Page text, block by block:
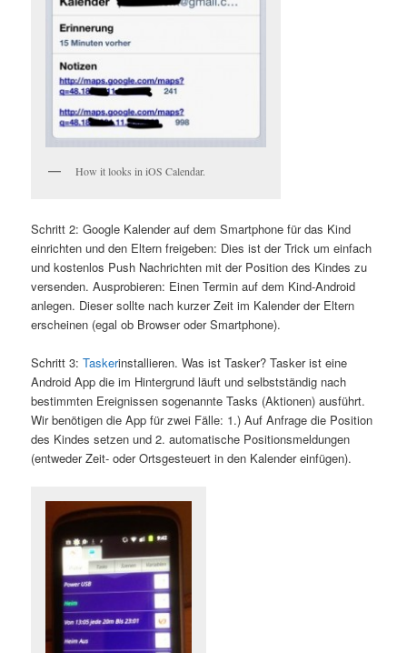
How it looks in iOS Calendar.
Schritt 2: Google Kalender auf dem Smartphone für das Kind
einrichten und den Eltern freigeben: Dies ist der Trick um einfach
und kostenlos Push Nachrichten mit der Position des Kindes zu
versenden. Ausprobieren: Einen Termin auf dem Kind-Android
anlegen. Dieser sollte nach kurzer Zeit im Kalender der Eltern
erscheinen (egal ob Browser oder Smartphone).
Schritt 3:Taskerinstallieren. Was ist Tasker? Tasker ist eine
Android App die im Hintergrund läuft und selbstständig nach
bestimmten Ereignissen sogenannte Tasks (Aktionen) ausführt.
Wir benötigen die App für zwei Fälle: 1.) Auf Anfrage die Position
des Kindes setzen und 2. automatische Positionsmeldungen
(entweder Zeit- oder Ortsgesteuert in den Kalender einfügen).